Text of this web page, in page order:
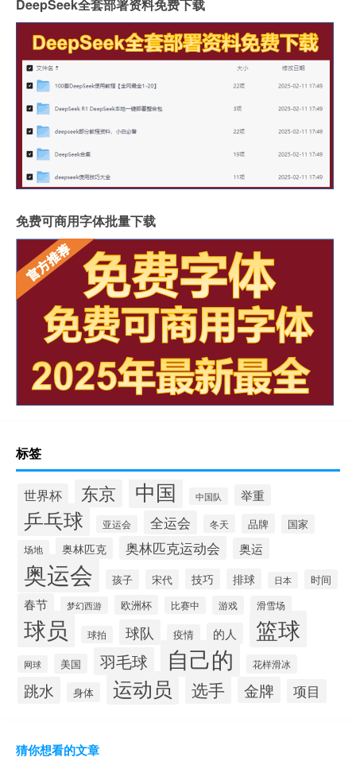
DeepSeek全套部署资料免费下载
免费可商用字体批量下载
标签
世界杯 东京 中国 中国队 举重
乒乓球 亚运会 全运会 冬天 品牌 国家
场地 奥林匹克 奥林匹克运动会 奥运
奥运会 孩子 宋代 技巧 排球 日本 时间
春节 梦幻西游 欧洲杯 比赛中 游戏 滑雪场
球员 球拍 球队 疫情 的人 篮球
网球 美国 羽毛球 自己的 花样滑冰
跳水 身体 运动员 选手 金牌 项目
猜你想看的文章